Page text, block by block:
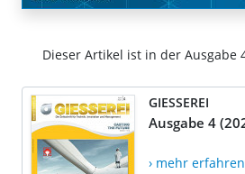
Dieser Artikel ist in der Ausgabe
GIESSEREI
Ausgabe 4
› mehr erfahren